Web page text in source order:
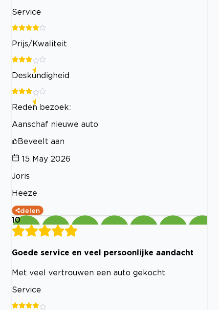
Service
Prijs/Kwaliteit
Deskundigheid
Reden bezoek:
Aanschaf nieuwe auto
Beveelt aan
15 May 2026
Joris
Heeze
delen
10
Goede service en veel persoonlijke aandacht
Met veel vertrouwen een auto gekocht
Service